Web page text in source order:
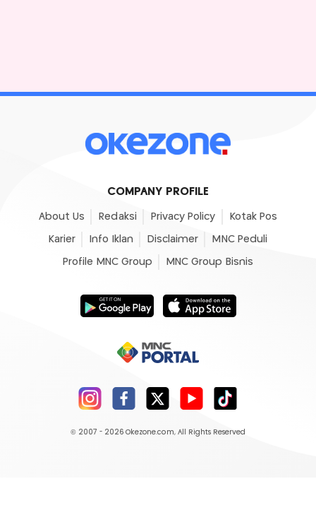
COMPANY PROFILE
About Us Redaksi Privacy Policy Kotak Pos
Karier Info Iklan Disclaimer MNC Peduli
Profile MNC Group MNC Group Bisnis
© 2007 - 2026 Okezone.com, All Rights Reserved